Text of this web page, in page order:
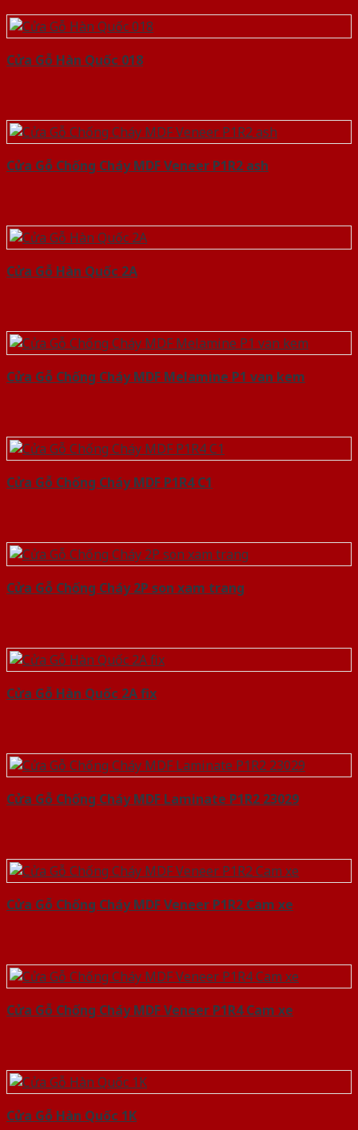
Cửa Gỗ Hàn Quốc 018
Cửa Gỗ Chống Cháy MDF Veneer P1R2 ash
Cửa Gỗ Hàn Quốc 2A
Cửa Gỗ Chống Cháy MDF Melamine P1 van kem
Cửa Gỗ Chống Cháy MDF P1R4 C1
Cửa Gỗ Chống Cháy 2P son xam trang
Cửa Gỗ Hàn Quốc 2A fix
Cửa Gỗ Chống Cháy MDF Laminate P1R2 23029
Cửa Gỗ Chống Cháy MDF Veneer P1R2 Cam xe
Cửa Gỗ Chống Cháy MDF Veneer P1R4 Cam xe
Cửa Gỗ Hàn Quốc 1K